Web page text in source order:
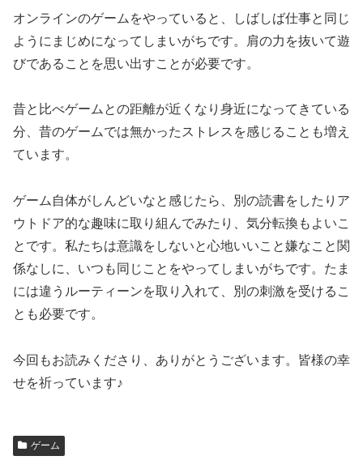
オンラインのゲームをやっていると、しばしば仕事と同じ
ようにまじめになってしまいがちです。肩の力を抜いて遊
びであることを思い出すことが必要です。
昔と比べゲームとの距離が近くなり身近になってきている
分、昔のゲームでは無かったストレスを感じることも増え
ています。
ゲーム自体がしんどいなと感じたら、別の読書をしたりア
ウトドア的な趣味に取り組んでみたり、気分転換もよいこ
とです。私たちは意識をしないと心地いいこと嫌なこと関
係なしに、いつも同じことをやってしまいがちです。たま
には違うルーティーンを取り入れて、別の刺激を受けるこ
とも必要です。
今回もお読みくださり、ありがとうございます。皆様の幸
せを祈っています♪
ゲーム